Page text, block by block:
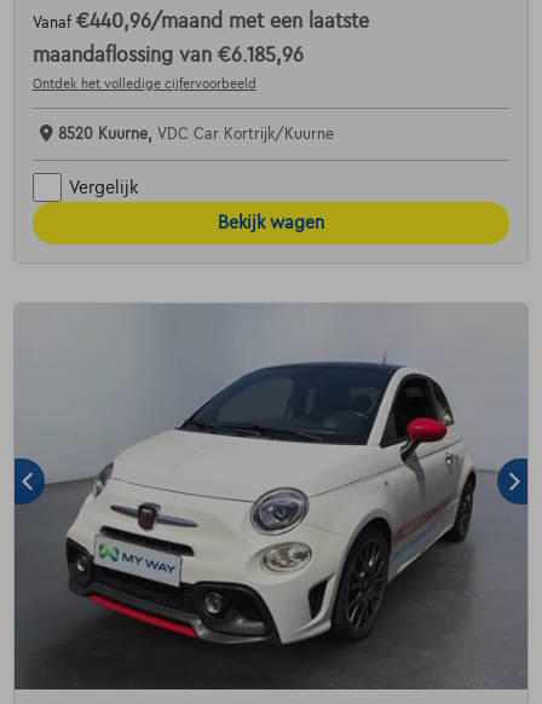
Vanaf €440,96/maand met een laatste
maandaflossing van €6.185,96
Ontdek het volledige cijfervoorbeeld
8520 Kuurne, VDC Car Kortrijk/Kuurne
Vergelijk
Bekijk wagen